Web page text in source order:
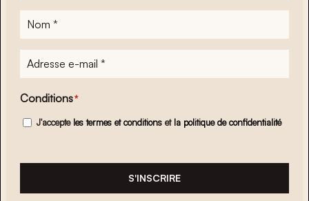
Nom
Adresse
e-
mail*
Conditions*
J'accepte les termes et conditions et la politique de confidentialité
S'INSCRIRE